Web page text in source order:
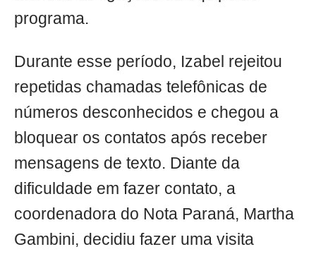
programa.
Durante esse período, Izabel rejeitou
repetidas chamadas telefônicas de
números desconhecidos e chegou a
bloquear os contatos após receber
mensagens de texto. Diante da
dificuldade em fazer contato, a
coordenadora do Nota Paraná, Martha
Gambini, decidiu fazer uma visita